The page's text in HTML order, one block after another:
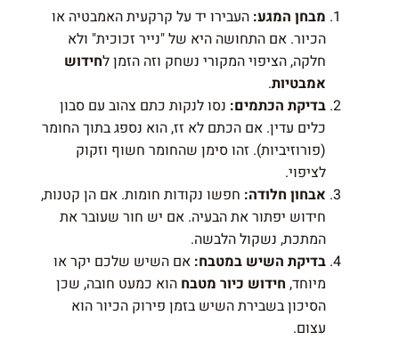
מבחן המגע:העבירו יד על קרקעית האמבטיה או
הכיור. אם התחושה היא של "נייר זכוכית" ולא
חלקה, הציפוי המקורי נשחק וזה הזמן לחידוש
אמבטיות.
בדיקת הכתמים:נסו לנקות כתם צהוב עם סבון
כלים עדין. אם הכתם לא זז, הוא נספג בתוך החומר
(פורוזיביות). זהו סימן שהחומר חשוף וזקוק
לציפוי.
אבחון חלודה:חפשו נקודות חומות. אם הן קטנות,
חידוש יפתור את הבעיה. אם יש חור שעובר את
המתכת, נשקול הלבשה.
בדיקת השיש במטבח:אם השיש שלכם יקר או
מיוחד, חידוש כיור מטבחהוא כמעט חובה, שכן
הסיכון בשבירת השיש בזמן פירוק הכיור הוא
עצום.